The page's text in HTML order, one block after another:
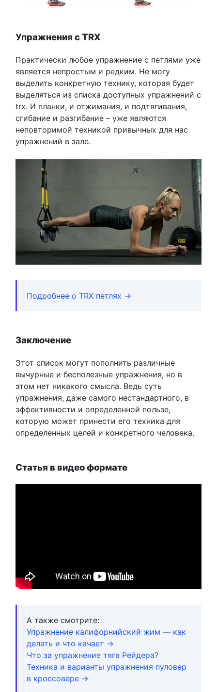
Упражнения с TRX
Практически любое упражнение с петлями уже
является непростым и редким. Не могу
выделить конкретную технику, которая будет
выделяться из списка доступных упражнений с
trx. И планки, и отжимания, и подтягивания,
сгибание и разгибание – уже являются
неповторимой техникой привычных для нас
упражнений в зале.
Подробнее о TRX петлях →
Заключение
Этот список могут пополнить различные
вычурные и бесполезные упражнения, но в
этом нет никакого смысла. Ведь суть
упражнения, даже самого нестандартного, в
эффективности и определенной пользе,
которую может принести его техника для
определенных целей и конкретного человека.
Статья в видео формате
А также смотрите:
Упражнение калифорнийский жим — как
делать и что качает →
Что за упражнение тяга Рейдера?
Техника и варианты упражнения пуловер
в кроссовере →